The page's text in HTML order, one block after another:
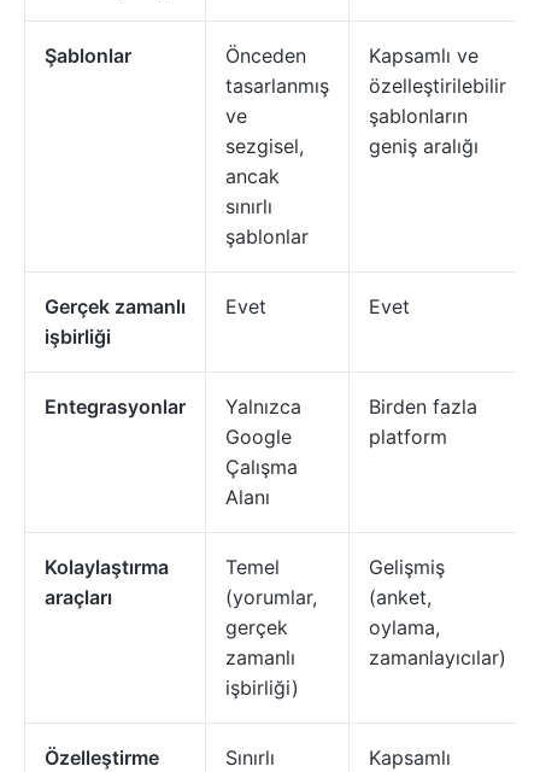
Şablonlar
Önceden
tasarlanmış
ve
sezgisel,
ancak
sınırlı
şablonlar
Kapsamlı ve
özelleştirilebilir
şablonların
geniş aralığı
Gerçek zamanlı
işbirliği
Evet Evet
Entegrasyonlar
Yalnızca
Google
Çalışma
Alanı
Birden fazla
platform
Kolaylaştırma
araçları
Temel
(yorumlar,
gerçek
zamanlı
işbirliği)
Gelişmiş
(anket,
oylama,
zamanlayıcılar)
Özelleştirme
Sınırlı
Kapsamlı